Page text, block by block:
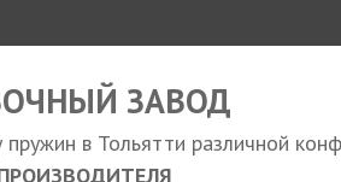
ЗАВОД
в Тольятти различной